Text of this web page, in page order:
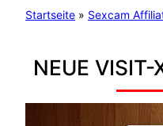
Startseite » Sexcam
NEUE VISIT-